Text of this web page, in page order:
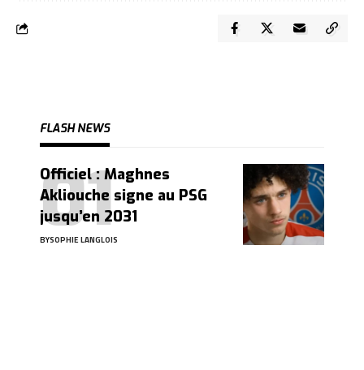
FLASH NEWS
Officiel : Maghnes
Akliouche signe au PSG
jusqu’en 2031
BYSOPHIE LANGLOIS